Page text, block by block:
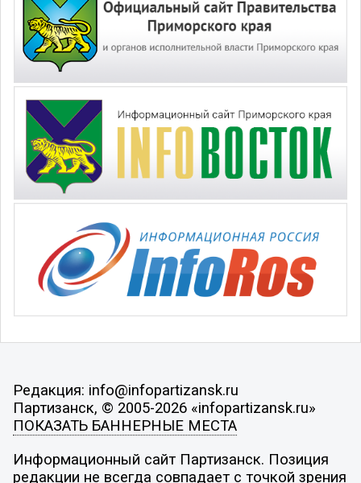
Редакция: info@infopartizansk.ru
Партизанск, © 2005-2026 «infopartizansk.ru»
ПОКАЗАТЬ БАННЕРНЫЕ МЕСТА
Информационный сайт Партизанск. Позиция
редакции не всегда совпадает с точкой зрения